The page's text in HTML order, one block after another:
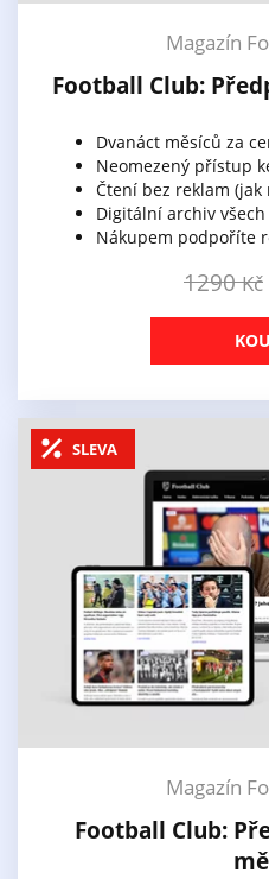
Magazín
Football Club:
Dvanáct měsíců za
Neomezený přístup
Čtení bez reklam (jak
Digitální archiv
Nákupem podpoříte
1290Kč
SLEVA
Magazín
Football Club: